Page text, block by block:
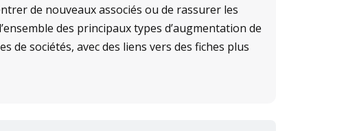
de nouveaux associés ou de rassurer les
des principaux types d’augmentation de
de sociétés, avec des liens vers des fiches plus